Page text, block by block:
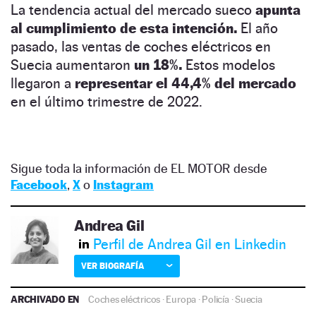
La tendencia actual del mercado sueco apunta
al cumplimiento de esta intención. El año
pasado, las ventas de coches eléctricos en
Suecia aumentaron un 18%. Estos modelos
llegaron a representar el 44,4% del mercado
en el último trimestre de 2022.
Sigue toda la información de EL MOTOR desde
Facebook, Xo Instagram
Andrea Gil
Perfil de Andrea Gil en Linkedin
VER BIOGRAFÍA
ARCHIVADO EN Coches eléctricos ·Europa ·Policía·Suecia